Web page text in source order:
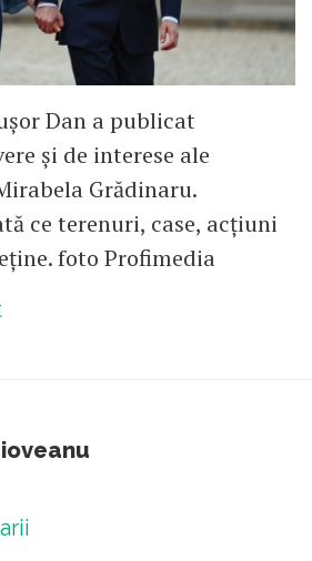
Dan a publicat
și de interese ale
Grădinaru.
ce terenuri, case, acțiuni
foto Profimedia